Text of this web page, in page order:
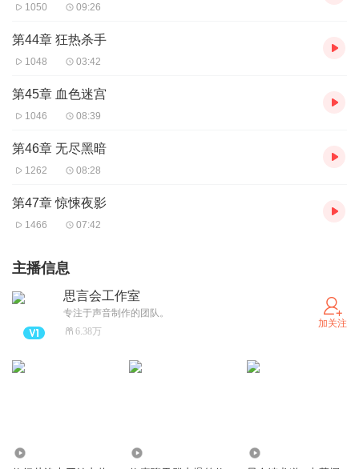
1050 09:26
第44章 狂热杀手
1048 03:42
第45章 血色迷宫
1046 08:39
第46章 无尽黑暗
1262 08:28
第47章 惊悚夜影
1466 07:42
主播信息
思言会工作室
专注于声音制作的团队。
6.38万
加关注